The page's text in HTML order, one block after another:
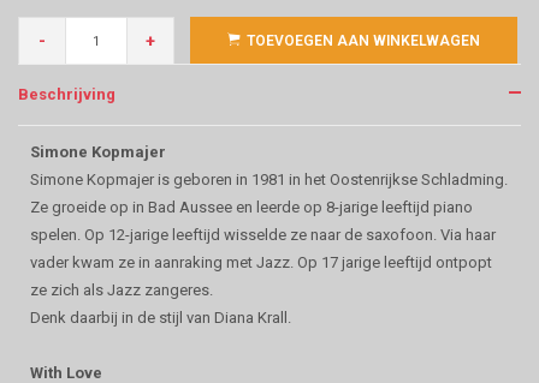
- + TOEVOEGEN AAN WINKELWAGEN
Beschrijving
Simone Kopmajer
Simone Kopmajer is geboren in 1981 in het Oostenrijkse Schladming.
Ze groeide op in Bad Aussee en leerde op 8-jarige leeftijd piano
spelen. Op 12-jarige leeftijd wisselde ze naar de saxofoon. Via haar
vader kwam ze in aanraking met Jazz. Op 17 jarige leeftijd ontpopt
ze zich als Jazz zangeres.
Denk daarbij in de stijl van Diana Krall.
With Love